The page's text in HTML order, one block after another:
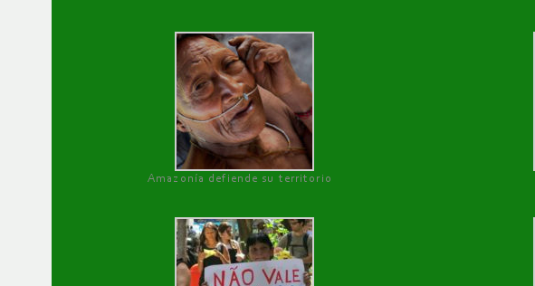
Amazonía defiende su territorio